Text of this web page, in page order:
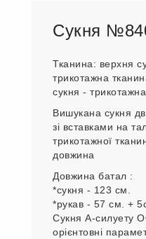
Сукня
Тканина: верхня
трикотажна
сукня -
Вишукана сукня
зі вставками на
трикотажної
довжина
Довжина батал :
*сукня - 123 см.
*рукав - 57 см. +
Сукня А-силуету
орієнтовні